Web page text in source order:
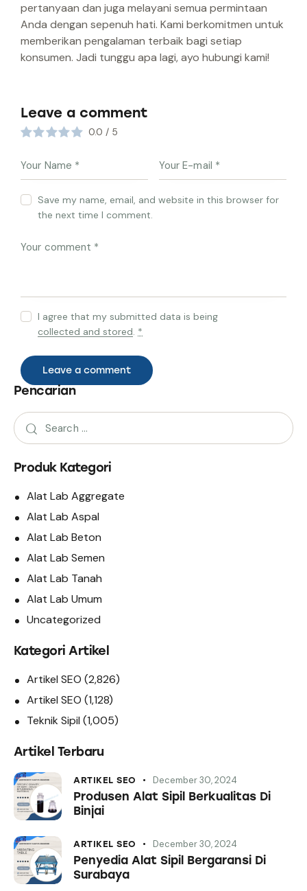
pertanyaan dan juga melayani semua permintaan
Anda dengan sepenuh hati. Kami berkomitmen untuk
memberikan pengalaman terbaik bagi setiap
konsumen. Jadi tunggu apa lagi, ayo hubungi kami!
Leave a comment
0.0 / 5
Save my name, email, and website in this browser for
the next time I comment.
I agree that my submitted data is being
collected and stored. *
Pencarian
Produk Kategori
Alat Lab Aggregate
Alat Lab Aspal
Alat Lab Beton
Alat Lab Semen
Alat Lab Tanah
Alat Lab Umum
Uncategorized
Kategori Artikel
Artikel SEO (2,826)
Artikel SEO (1,128)
Teknik Sipil (1,005)
Artikel Terbaru
ARTIKEL SEO December 30, 2024
Produsen Alat Sipil Berkualitas Di
Binjai
ARTIKEL SEO December 30, 2024
Penyedia Alat Sipil Bergaransi Di
Surabaya